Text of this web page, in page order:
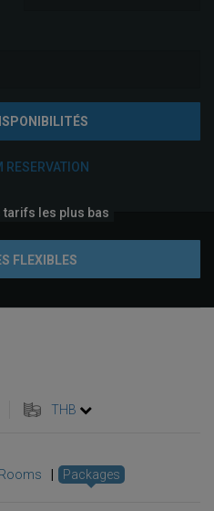
RESERVATION
tarifs les plus bas
FLEXIBLES
THB
Rooms Packages